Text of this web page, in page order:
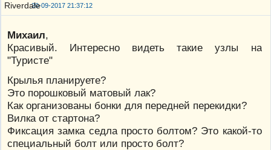
20-09-2017 21:37:12
Михаил,
Красивый. Интересно видеть такие узлы на
"Туристе"
Крылья планируете?
Это порошковый матовый лак?
Как организованы бонки для передней перекидки?
Вилка от стартона?
Фиксация замка седла просто болтом? Это какой-то
специальный болт или просто болт?